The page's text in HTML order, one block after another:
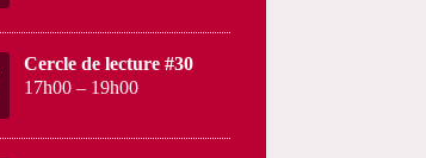
Cercle de lecture #30
17h00 – 19h00